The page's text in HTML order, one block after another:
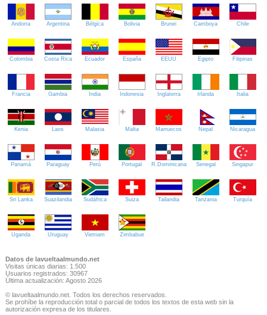
Andorra Argentina Bélgica Bolivia Brunei Camboya Chile
Colombia Costa Rica Ecuador España EEUU Egipto Filipinas
Francia Gambia India Indonesia Inglaterra Irlanda Italia
Kenia Laos Malasia Malta Marruecos Nepal Nicaragua
Panamá Paraguay Perú Portugal R.Dominicana Senegal Singapur
Sri Lanka Suazilandia Sudáfrica Suiza Tailandia Tanzania Turquía
Uganda Uruguay Vietnam Zimbabue
Datos de lavueltaalmundo.net
Visitas únicas diarias: 1.500
Usuarios registrados: 30967
Última actualización: Agosto 2026
© lavueltaalmundo.net. Todos los derechos reservados.
Se prohíbe la reproducción total o parcial de todos los textos de esta web sin la
autorización expresa de los titulares.